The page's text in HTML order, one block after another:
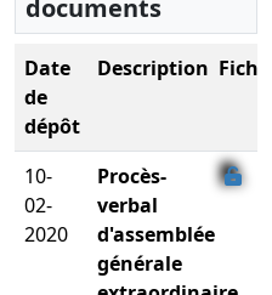
documents
Date
de
dépôt
Description
10-
02-
2020
Procès-
verbal
d'assemblée
générale